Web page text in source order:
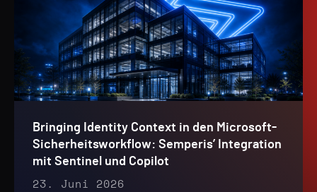
Bringing Identity Context in den Microsoft-
Sicherheitsworkflow: Semperis’ Integration
mit Sentinel und Copilot
23. Juni 2026